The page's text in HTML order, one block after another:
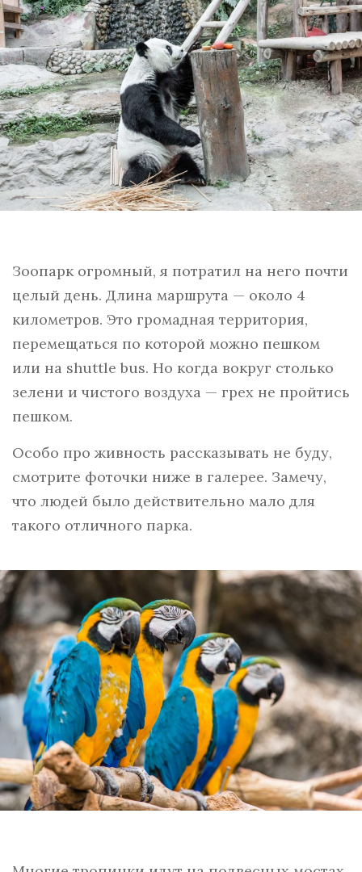
Зоопарк огромный, я потратил на него почти
целый день. Длина маршрута — около 4
километров. Это громадная территория,
перемещаться по которой можно пешком
или на shuttle bus. Но когда вокруг столько
зелени и чистого воздуха — грех не пройтись
пешком.
Особо про живность рассказывать не буду,
смотрите фоточки ниже в галерее. Замечу,
что людей было действительно мало для
такого отличного парка.